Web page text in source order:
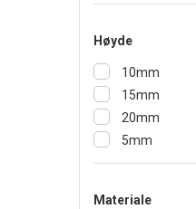
Høyde
10mm
15mm
20mm
5mm
Materiale